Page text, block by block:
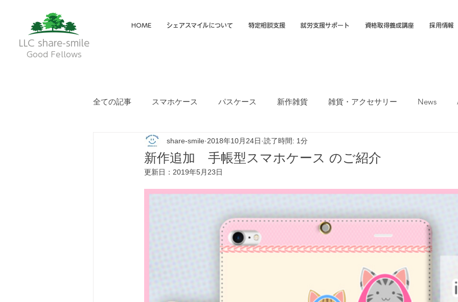
LLC share-smile
Good Fellows
HOME シェアスマイルについて 特定相談支援 就労支援サポート 資格取得養成講座 採用情報
全ての記事 スマホケース パスケース 新作雑貨 雑貨・アクセサリー News
メイディア掲載・動画 フクオカTシャツマーケット
新作追加 手帳型スマホケース のご紹介
share-smile 2018年10月24日 読了時間: 1分
更新日： 2019年5月23日